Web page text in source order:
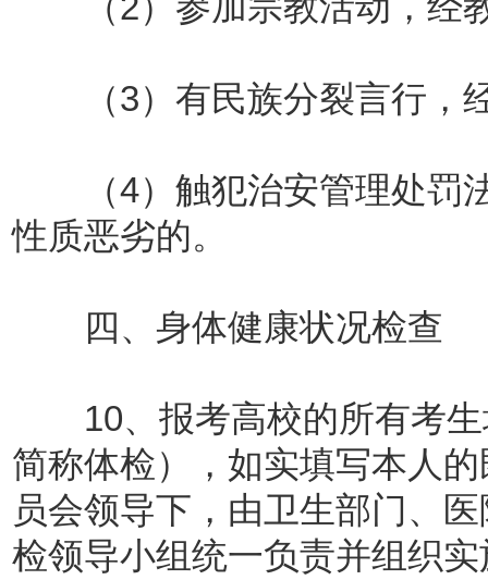
（3）有民族分裂言行，
（4）触犯治安管理处罚法
性质恶劣的。
四、身体健康状况检查
10、报考高校的所有考生
简称体检），如实填写本人
员会领导下，由卫生部门、
检领导小组统一负责并组织